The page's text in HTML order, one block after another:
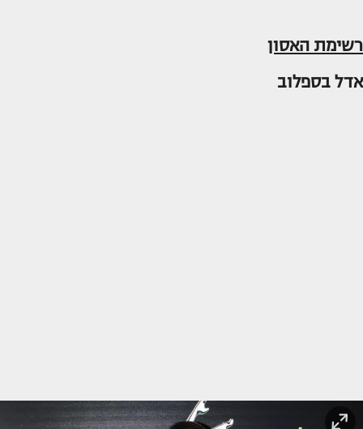
רשימת האסון
אדל בספלוב